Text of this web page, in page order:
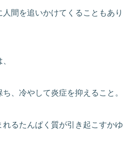
間を追いかけてくることもあり
、冷やして炎症を抑えること。
れるたんぱく質が引き起こすかゆ